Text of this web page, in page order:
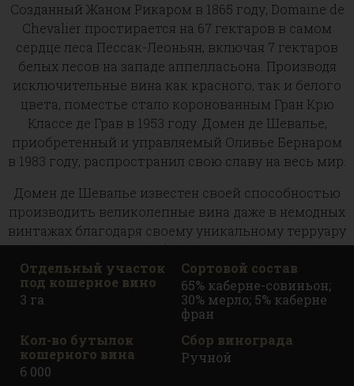
Созданный Жаном Рикаром в 1865 году, Domaine de
Chevalier простирается на 67 гектаров в самом
сердце леса Пессак-Леоньян, включая 7 гектаров
белых лесов на западе аппелласьона. Производя
исключительные вина как красного, так и белого
цвета, поместье стало коронованным Гран Крю
Классе де Грав в 1953 году. Домен де Шевалье,
приобретенный и управляемый Оливье Бернаром
в 1983 году, распространил свою славу на весь мир.
Домен де Шевалье известен своей способностью
производить великолепные вина даже в немодных
винтажах благодаря своему уникальному терруару
и драконовскому отбору на винограднике и в
погребе. Фактически, эта философия время от
времени требует, чтобы работники
виноградников выполняли пять волн сбора, чтобы
собрать только самый зрелый возможный
виноград.
Кроме того, с 1986 года посадка молодых лоз
Отдельный участок
под кошерное вино
3 га
Сортовой состав
65% каберне-совиньон;
30% мерло; 5% каберне
фран
Кол-во бутылок
кошерного вина
6 000
Сбор винограда
Ручной